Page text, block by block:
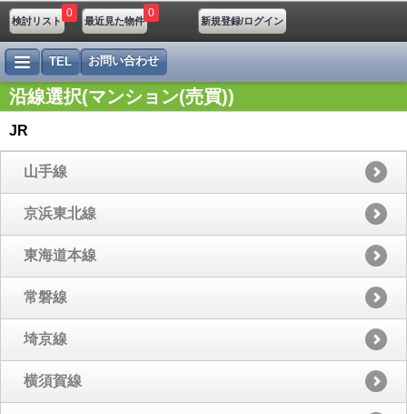
検討リスト
0
最近見た物件
0
新規登録/ログイン
TEL お問い合わせ
沿線選択(マンション(売買))
JR
山手線
京浜東北線
東海道本線
常磐線
埼京線
横須賀線